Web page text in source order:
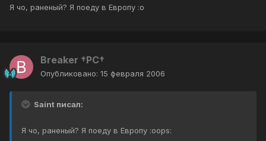
Я чо, раненый? Я поеду в Европу :o
Breaker †PC†
Опубликовано: 15 февраля 2006
Saint писал:
Я чо, раненый? Я поеду в Европу :oops: